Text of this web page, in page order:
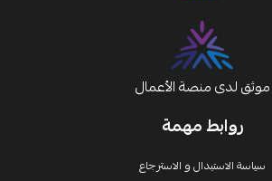
روابط مهمة
سياسة الاستبدال و الاسترجاع
موثق لدى منصة الأعمال